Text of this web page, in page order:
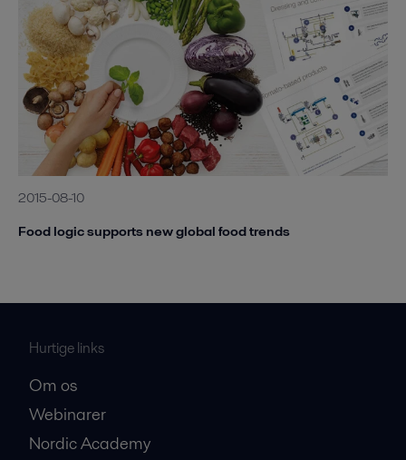
2015-08-10
Food logic supports new global food trends
Hurtige links
Om os
Webinarer
Nordic Academy